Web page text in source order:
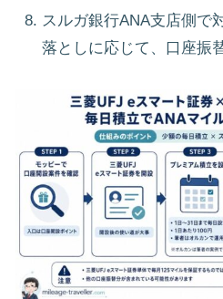
スルガ銀行ANA支店側で
落としに応じて、口座振